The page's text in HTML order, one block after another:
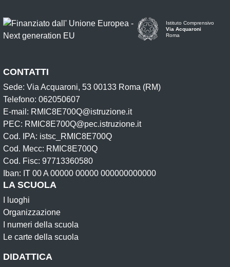
Istituto Comprensivo
Via Acquaroni
Roma
CONTATTI
Sede: Via Acquaroni, 53 00133 Roma (RM)
Telefono: 062050607
E-mail: RMIC8E700Q@istruzione.it
PEC: RMIC8E700Q@pec.istruzione.it
Cod. IPA: istsc_RMIC8E700Q
Cod. Mecc: RMIC8E700Q
Cod. Fisc: 97713360580
Iban: IT 00 A 00000 00000 000000000000
LA SCUOLA
I luoghi
Organizzazione
I numeri della scuola
Le carte della scuola
DIDATTICA